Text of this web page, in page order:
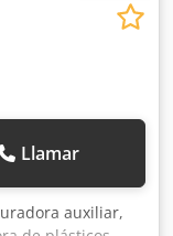
Llamar
auxiliar,